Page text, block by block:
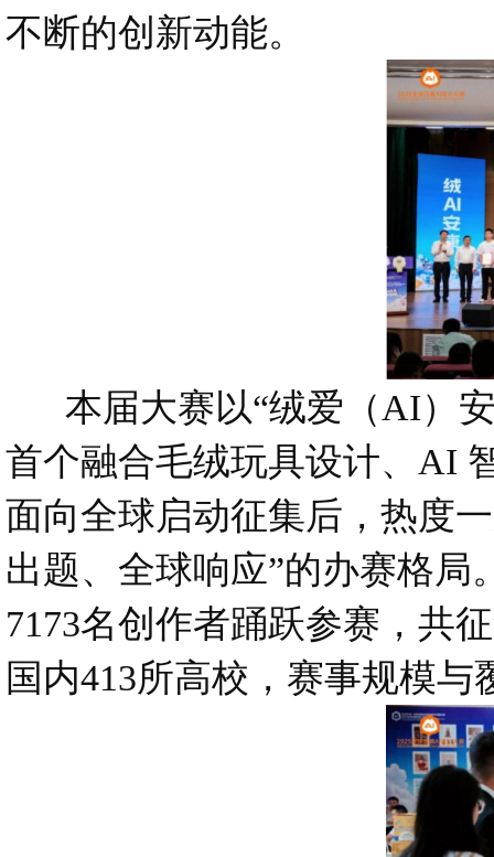
不断的创新动能。
本届大赛以“绒爱（AI）安
首个融合毛绒玩具设计、AI
面向全球启动征集后，热度
出题、全球响应”的办赛格局
7173名创作者踊跃参赛，共
国内413所高校，赛事规模与